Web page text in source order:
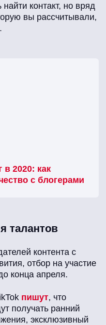
контакт, но вряд
вы рассчитывали,
2020: как
с блогерами
талантов
контента с
отбор на участие
конца апреля.
пишут, что
получать ранний
эксклюзивный